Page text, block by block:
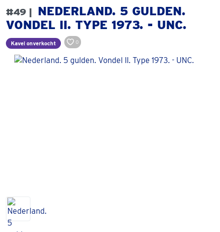
#49 |
NEDERLAND. 5 GULDEN.
VONDEL II. TYPE 1973. - UNC.
Kavel onverkocht 0